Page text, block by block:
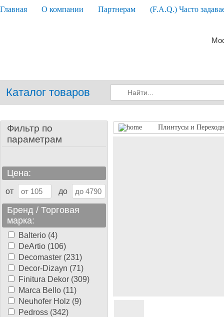
Главная О компании Партнерам (F.A.Q.) Часто
Каталог товаров
Фильтр по
параметрам
Цена:
от до
Бренд / Торговая
марка:
Balterio (4)
DeArtio (106)
Decomaster (231)
Decor-Dizayn (71)
Finitura Dekor (309)
Marca Bello (11)
Neuhofer Holz (9)
Pedross (342)
Плинтусы и